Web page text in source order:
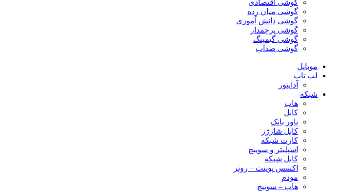
گوشی اقتصادی
گوشی میان رده
گوشی دانش آموزی
گوشی پرچمدار
گوشی گیمینگ
گوشی ضدآب
موبایل
لپ تاپ
آداپتور
شبکه
هاب
کابل
پاور بانک
کابل شارژر
کارت شبکه
اسپلیتر و سوییچ
کابل شبکه
اکسس پوینت – روتر
مودم
هاب – سوییچ